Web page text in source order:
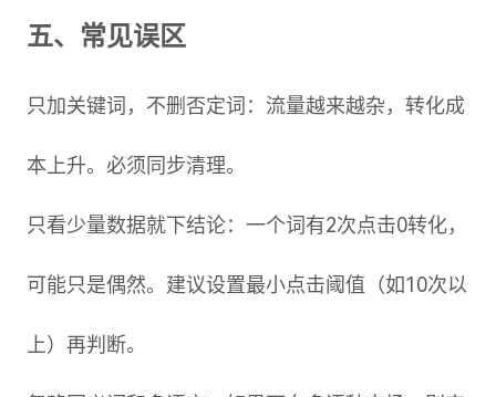
五、常见误区
只加关键词，不删否定词：流量越来越杂，转化成
本上升。必须同步清理。
只看少量数据就下结论：一个词有2次点击0转化，
可能只是偶然。建议设置最小点击阈值（如10次以
上）再判断。